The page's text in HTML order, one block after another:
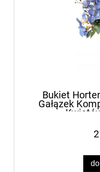
Bukiet
Gałązek